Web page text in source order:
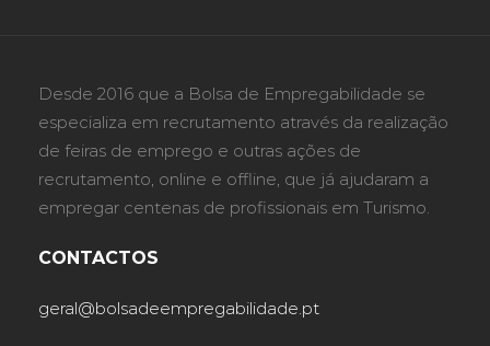
Desde 2016 que a Bolsa de Empregabilidade se
especializa em recrutamento através da realização
de feiras de emprego e outras ações de
recrutamento, online e offline, que já ajudaram a
empregar centenas de profissionais em Turismo.
CONTACTOS
geral@bolsadeempregabilidade.pt